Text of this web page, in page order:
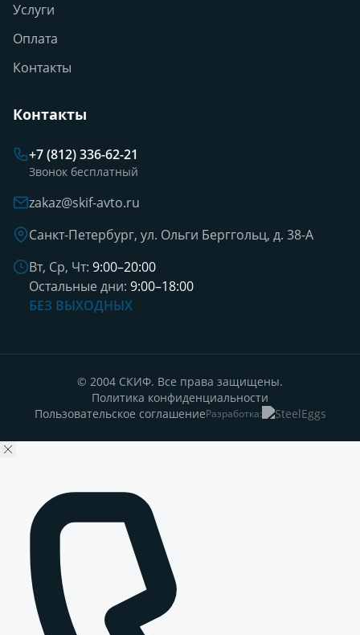
Услуги
Оплата
Контакты
Контакты
+7 (812) 336-62-21
Звонок бесплатный
zakaz@skif-avto.ru
Санкт-Петербург, ул. Ольги Берггольц, д. 38-А
Вт, Ср, Чт: 9:00–20:00
Остальные дни: 9:00–18:00
БЕЗ ВЫХОДНЫХ
© 2004 СКИФ. Все права защищены.
Политика конфиденциальности
Пользовательское соглашениеРазработка: